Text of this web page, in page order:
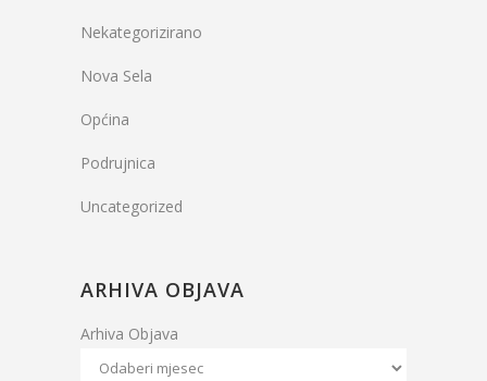
Nekategorizirano
Nova Sela
Općina
Podrujnica
Uncategorized
ARHIVA OBJAVA
Arhiva Objava